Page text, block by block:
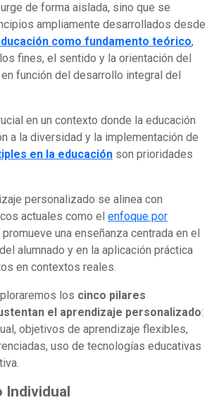
de forma aislada, sino que se
ampliamente desarrollados desde
como fundamento teórico,
fines, el sentido y la orientación del
función del desarrollo integral del
en un contexto donde la educación
a la diversidad y la implementación de
en la educación son prioridades
personalizado se alinea con
actuales como el enfoque por
promueve una enseñanza centrada en el
alumnado y en la aplicación práctica
en contextos reales.
los cinco pilares
el aprendizaje personalizado:
objetivos de aprendizaje flexibles,
uso de tecnologías educativas
Individual